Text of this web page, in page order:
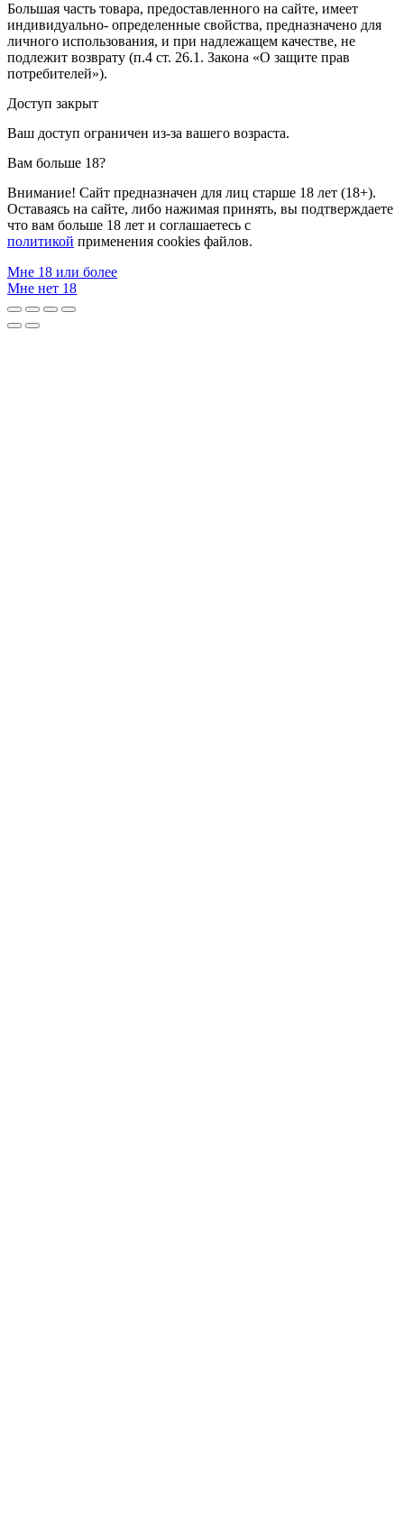
Большая часть товара, предоставленного на сайте, имеет
индивидуально- определенные свойства, предназначено для
личного использования, и при надлежащем качестве, не
подлежит возврату (п.4 ст. 26.1. Закона «О защите прав
потребителей»).
Доступ закрыт
Ваш доступ ограничен из-за вашего возраста.
Вам больше 18?
Внимание! Сайт предназначен для лиц старше 18 лет (18+).
Оставаясь на сайте, либо нажимая принять, вы подтверждаете
что вам больше 18 лет и соглашаетесь с
политикой применения cookies файлов.
Мне 18 или более
Мне нет 18